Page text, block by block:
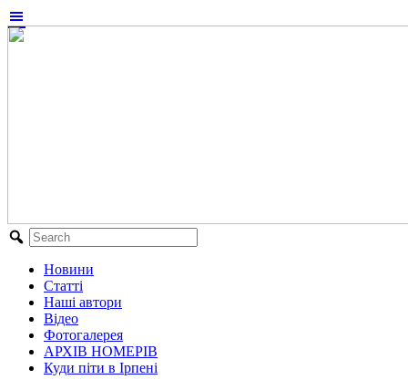
Новини
Статті
Наші автори
Відео
Фотогалерея
АРХІВ НОМЕРІВ
Куди піти в Ірпені